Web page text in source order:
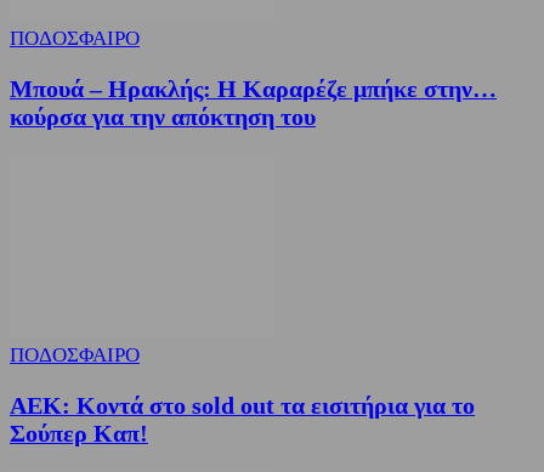
ΠΟΔΟΣΦΑΙΡΟ
Μπουά – Ηρακλής: Η Καραρέζε μπήκε στην…
κούρσα για την απόκτηση του
ΠΟΔΟΣΦΑΙΡΟ
ΑΕΚ: Κοντά στο sold out τα εισιτήρια για το
Σούπερ Καπ!